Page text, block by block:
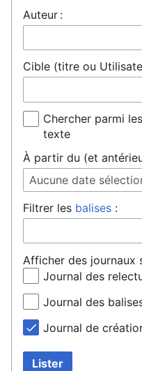
Auteur :
Cible (titre ou
Chercher parmi
texte
À partir du (et
Aucune date
Filtrer les balises :
Afficher des journaux
Journal des
Journal des
Journal de
Lister